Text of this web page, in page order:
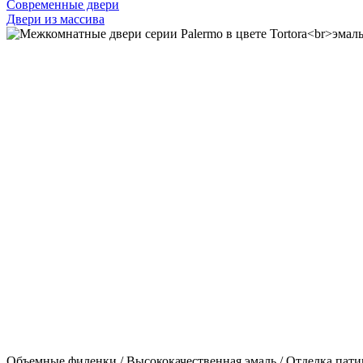
Современные двери
Двери из массива